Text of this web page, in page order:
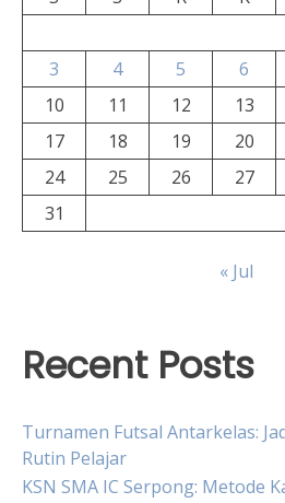
3
4 5 6
10
11 12 13
17
18 19 20
24
25 26 27
31
« Jul
Recent Posts
Turnamen Futsal Antarkelas:
Rutin Pelajar
KSN SMA IC Serpong: Metode